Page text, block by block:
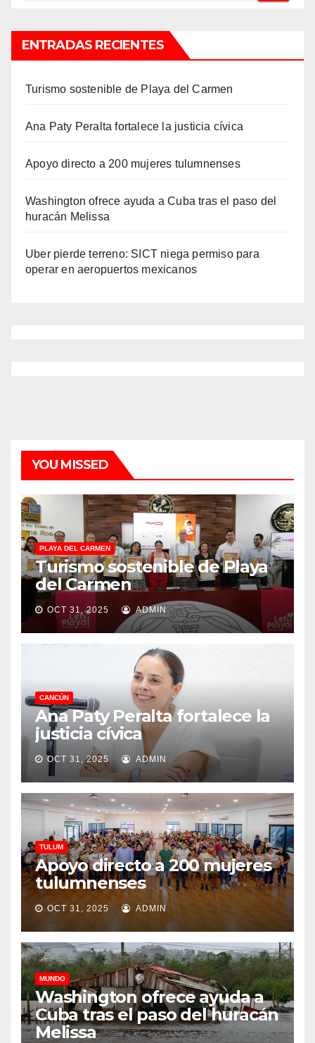
ENTRADAS RECIENTES
Turismo sostenible de Playa del Carmen
Ana Paty Peralta fortalece la justicia cívica
Apoyo directo a 200 mujeres tulumnenses
Washington ofrece ayuda a Cuba tras el paso del
huracán Melissa
Uber pierde terreno: SICT niega permiso para
operar en aeropuertos mexicanos
YOU MISSED
PLAYA DEL CARMEN
Turismo sostenible de Playa
del Carmen
OCT 31, 2025 ADMIN
CANCÚN
Ana Paty Peralta fortalece la
justicia cívica
OCT 31, 2025 ADMIN
TULUM
Apoyo directo a 200 mujeres
tulumnenses
OCT 31, 2025 ADMIN
MUNDO
Washington ofrece ayuda a
Cuba tras el paso del huracán
Melissa